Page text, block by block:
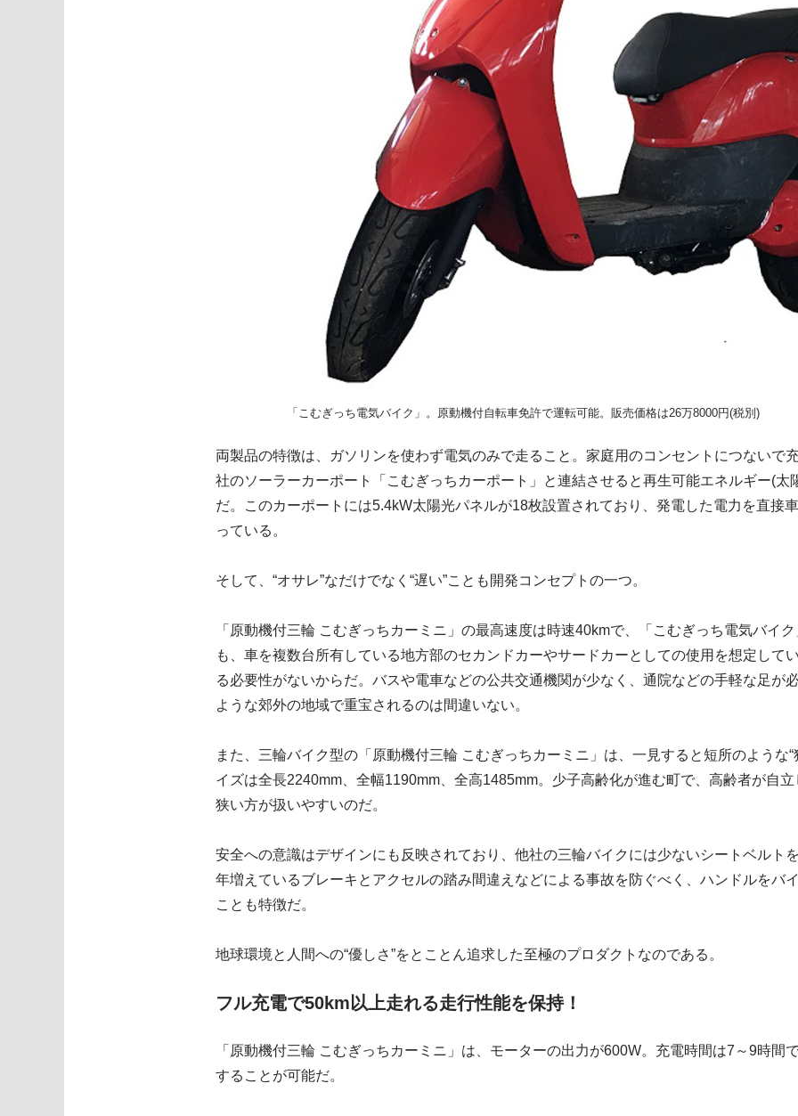
「こむぎっち電気バイク」。原動機付自転車免許で運転可能。販売価格は26万8000円(税別)
両製品の特徴は、ガソリンを使わず電気のみで走ること。家庭用のコンセントにつないで
社のソーラーカーポート「こむぎっちカーポート」と連結させると再生可能エネルギー(太
だ。このカーポートには5.4kW太陽光パネルが18枚設置されており、発電した電力を直接
っている。
そして、“オサレ”なだけでなく“遅い”ことも開発コンセプトの一つ。
「原動機付三輪 こむぎっちカーミニ」の最高速度は時速40kmで、「こむぎっち電気バイ
も、車を複数台所有している地方部のセカンドカーやサードカーとしての使用を想定して
る必要性がないからだ。バスや電車などの公共交通機関が少なく、通院などの手軽な足が
ような郊外の地域で重宝されるのは間違いない。
また、三輪バイク型の「原動機付三輪 こむぎっちカーミニ」は、一見すると短所のような
イズは全長2240mm、全幅1190mm、全高1485mm。少子高齢化が進む町で、高齢者が自
狭い方が扱いやすいのだ。
安全への意識はデザインにも反映されており、他社の三輪バイクには少ないシートベルト
年増えているブレーキとアクセルの踏み間違えなどによる事故を防ぐべく、ハンドルをバ
ことも特徴だ。
地球環境と人間への“優しさ”をとことん追求した至極のプロダクトなのである。
フル充電で50km以上走れる走行性能を保持！
「原動機付三輪 こむぎっちカーミニ」は、モーターの出力が600W。充電時間は7～9時間
することが可能だ。